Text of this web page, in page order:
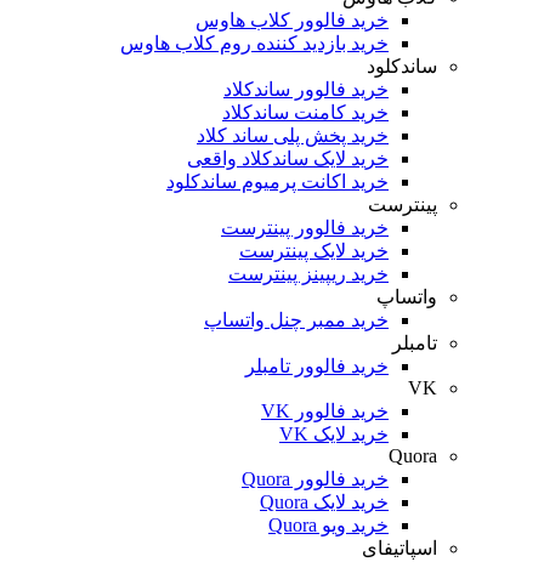
خرید فالوور کلاب هاوس
خرید بازدید کننده روم کلاب هاوس
ساندکلود
خرید فالوور ساندکلاد
خرید کامنت ساندکلاد
خرید پخش پلی ساند کلاد
خرید لایک ساندکلاد واقعی
خرید اکانت پرمیوم ساندکلود
پینترست
خرید فالوور پینترست
خرید لایک پینترست
خرید ریپینز پینترست
واتساپ
خرید ممبر چنل واتساپ
تامبلر
خرید فالوور تامبلر
VK
خرید فالوور VK
خرید لایک VK
Quora
خرید فالوور Quora
خرید لایک Quora
خرید ویو Quora
اسپاتیفای